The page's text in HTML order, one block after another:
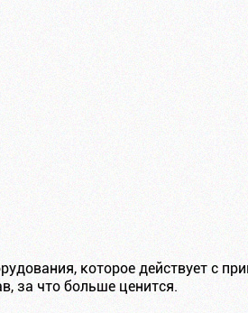
которое действует с
за что больше ценится.